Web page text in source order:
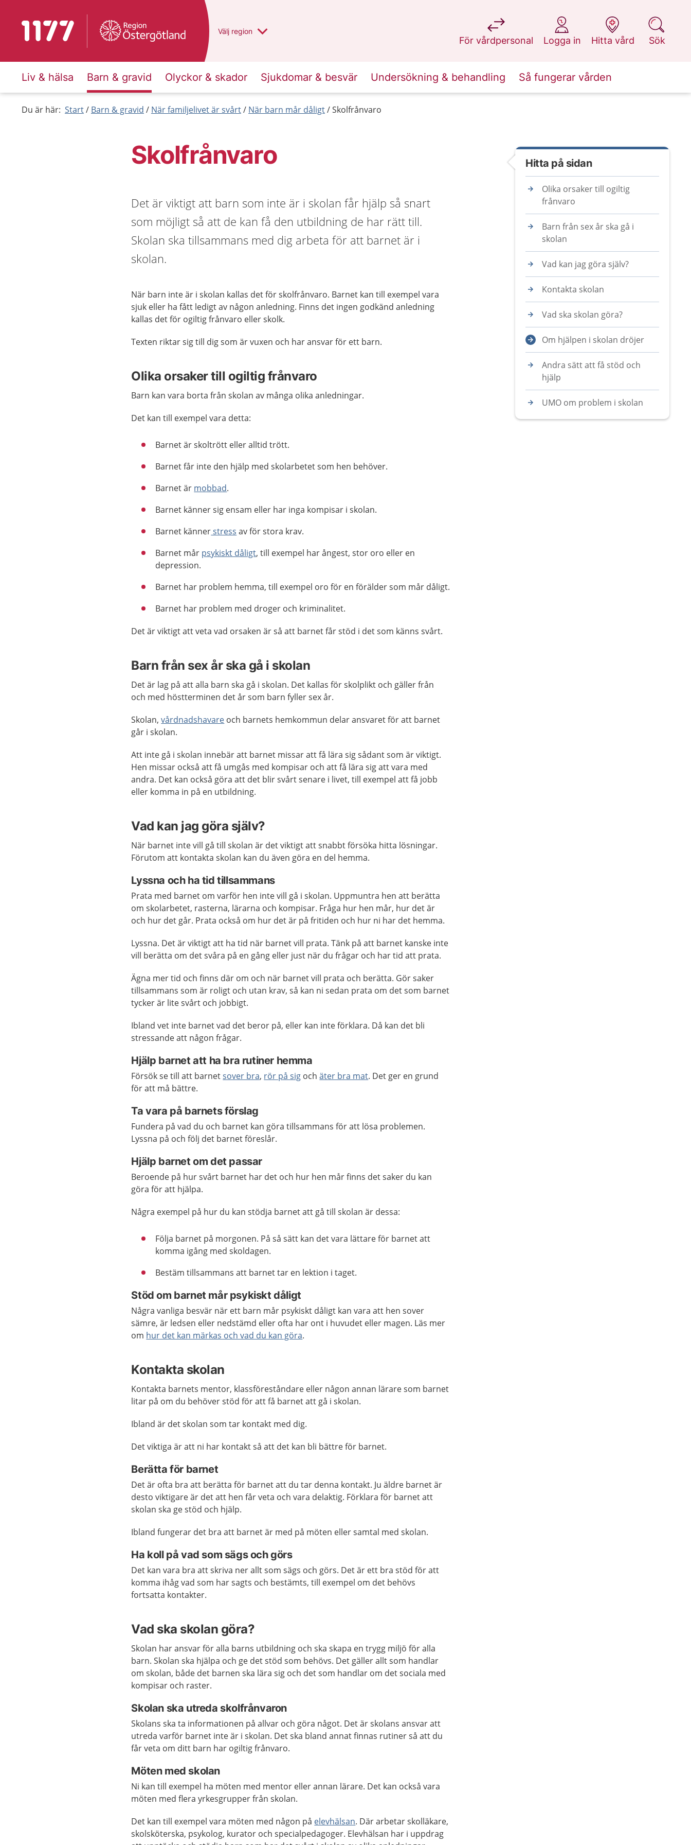
Till startsidan för 1177 Du har valt region
Välj en annan
region
För vårdpersonal
på 1177.se
Logga in
på 1177.se
Hitta vård
på 1177.se
Sök
på 1177.se
Liv & hälsa Barn & gravid Olyckor & skador Sjukdomar & besvär Undersökning & behandling Så fungerar vården
Du är här: Start Barn & gravid När familjelivet är svårt När barn mår dåligt Skolfrånvaro
Skolfrånvaro
Det är viktigt att barn som inte är i skolan får hjälp så snart
som möjligt så att de kan få den utbildning de har rätt till.
Skolan ska tillsammans med dig arbeta för att barnet är i
skolan.
När barn inte är i skolan kallas det för skolfrånvaro. Barnet kan till exempel vara
sjuk eller ha fått ledigt av någon anledning. Finns det ingen godkänd anledning
kallas det för ogiltig frånvaro eller skolk.
Texten riktar sig till dig som är vuxen och har ansvar för ett barn.
Olika orsaker till ogiltig frånvaro
Barn kan vara borta från skolan av många olika anledningar.
Det kan till exempel vara detta:
Barnet är skoltrött eller alltid trött.
Barnet får inte den hjälp med skolarbetet som hen behöver.
Barnet är mobbad.
Barnet känner sig ensam eller har inga kompisar i skolan.
Barnet kännerstress av för stora krav.
Barnet mår psykiskt dåligt, till exempel har ångest, stor oro eller en
depression.
Barnet har problem hemma, till exempel oro för en förälder som mår dåligt.
Barnet har problem med droger och kriminalitet.
Det är viktigt att veta vad orsaken är så att barnet får stöd i det som känns svårt.
Barn från sex år ska gå i skolan
Det är lag på att alla barn ska gå i skolan. Det kallas för skolplikt och gäller från
och med höstterminen det år som barn fyller sex år.
Skolan,vårdnadshavare och barnets hemkommun delar ansvaret för att barnet
går i skolan.
Att inte gå i skolan innebär att barnet missar att få lära sig sådant som är viktigt.
Hen missar också att få umgås med kompisar och att få lära sig att vara med
andra. Det kan också göra att det blir svårt senare i livet, till exempel att få jobb
eller komma in på en utbildning.
Vad kan jag göra själv?
När barnet inte vill gå till skolan är det viktigt att snabbt försöka hitta lösningar.
Förutom att kontakta skolan kan du även göra en del hemma.
Lyssna och ha tid tillsammans
Prata med barnet om varför hen inte vill gå i skolan. Uppmuntra hen att berätta
om skolarbetet, rasterna, lärarna och kompisar. Fråga hur hen mår, hur det är
och hur det går. Prata också om hur det är på fritiden och hur ni har det hemma.
Lyssna. Det är viktigt att ha tid när barnet vill prata. Tänk på att barnet kanske inte
vill berätta om det svåra på en gång eller just när du frågar och har tid att prata.
Ägna mer tid och finns där om och när barnet vill prata och berätta. Gör saker
tillsammans som är roligt och utan krav, så kan ni sedan prata om det som barnet
tycker är lite svårt och jobbigt.
Ibland vet inte barnet vad det beror på, eller kan inte förklara. Då kan det bli
stressande att någon frågar.
Hjälp barnet att ha bra rutiner hemma
Försök se till att barnetsover bra, rör på sig ochäter bra mat. Det ger en grund
för att må bättre.
Ta vara på barnets förslag
Fundera på vad du och barnet kan göra tillsammans för att lösa problemen.
Lyssna på och följ det barnet föreslår.
Hjälp barnet om det passar
Beroende på hur svårt barnet har det och hur hen mår finns det saker du kan
göra för att hjälpa.
Några exempel på hur du kan stödja barnet att gå till skolan är dessa:
Följa barnet på morgonen. På så sätt kan det vara lättare för barnet att
komma igång med skoldagen.
Bestäm tillsammans att barnet tar en lektion i taget.
Stöd om barnet mår psykiskt dåligt
Några vanliga besvär när ett barn mår psykiskt dåligt kan vara att hen sover
sämre, är ledsen eller nedstämd eller ofta har ont i huvudet eller magen. Läs mer
om hur det kan märkas och vad du kan göra.
Kontakta skolan
Kontakta barnets mentor, klassföreståndare eller någon annan lärare som barnet
litar på om du behöver stöd för att få barnet att gå i skolan.
Ibland är det skolan som tar kontakt med dig.
Det viktiga är att ni har kontakt så att det kan bli bättre för barnet.
Berätta för barnet
Det är ofta bra att berätta för barnet att du tar denna kontakt. Ju äldre barnet är
desto viktigare är det att hen får veta och vara delaktig. Förklara för barnet att
skolan ska ge stöd och hjälp.
Ibland fungerar det bra att barnet är med på möten eller samtal med skolan.
Ha koll på vad som sägs och görs
Det kan vara bra att skriva ner allt som sägs och görs. Det är ett bra stöd för att
komma ihåg vad som har sagts och bestämts, till exempel om det behövs
fortsatta kontakter.
Vad ska skolan göra?
Skolan har ansvar för alla barns utbildning och ska skapa en trygg miljö för alla
barn. Skolan ska hjälpa och ge det stöd som behövs. Det gäller allt som handlar
om skolan, både det barnen ska lära sig och det som handlar om det sociala med
kompisar och raster.
Skolan ska utreda skolfrånvaron
Skolans ska ta informationen på allvar och göra något. Det är skolans ansvar att
utreda varför barnet inte är i skolan. Det ska bland annat finnas rutiner så att du
får veta om ditt barn har ogiltig frånvaro.
Möten med skolan
Ni kan till exempel ha möten med mentor eller annan lärare. Det kan också vara
möten med flera yrkesgrupper från skolan.
Det kan till exempel vara möten med någon på elevhälsan. Där arbetar skolläkare,
skolsköterska, psykolog, kurator och specialpedagoger. Elevhälsan har i uppdrag
Hitta på sidan
Olika orsaker till ogiltig
frånvaro
Barn från sex år ska gå i
skolan
Vad kan jag göra själv?
Kontakta skolan
Vad ska skolan göra?
Om hjälpen i skolan dröjer
Andra sätt att få stöd och
hjälp
UMO om problem i skolan